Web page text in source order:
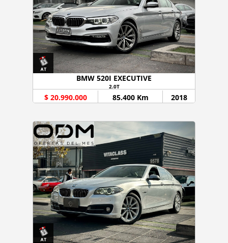
BMW 520I EXECUTIVE
2.0T
$ 20.990.000 85.400 Km 2018